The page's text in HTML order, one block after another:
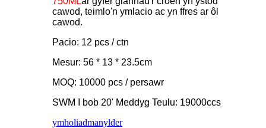
cawod, teimlo'n ymlacio ac yn ffres ar ôl
cawod.
Pacio: 12 pcs / ctn
Mesur: 56 * 13 * 23.5cm
MOQ: 10000 pcs / persawr
SWM I bob 20' Meddyg Teulu: 19000ccs
ymholiadmanylder